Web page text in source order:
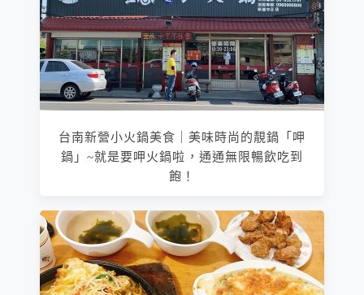
台南新營小火鍋美食｜美味時尚的靚鍋「呷
鍋」~就是要呷火鍋啦，通通無限暢飲吃到
飽！